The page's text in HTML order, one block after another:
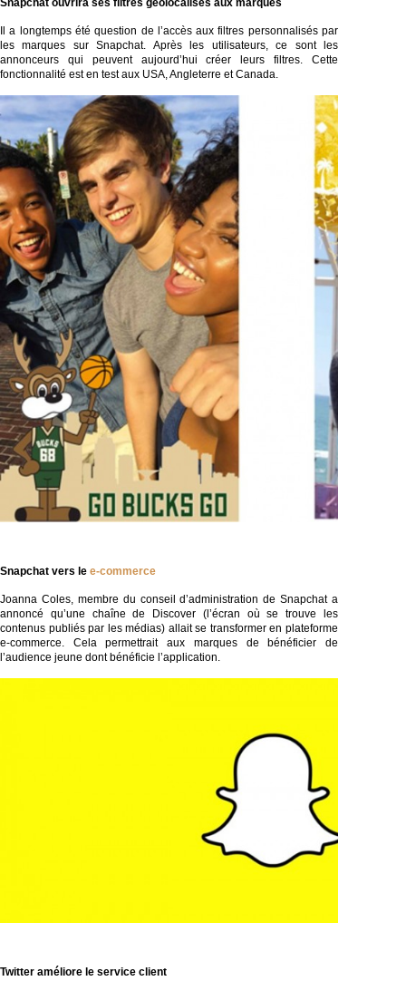
Snapchat ouvrira ses filtres géolocalisés aux marques
Il a longtemps été question de l’accès aux filtres personnalisés par
les marques sur Snapchat. Après les utilisateurs, ce sont les
annonceurs qui peuvent aujourd’hui créer leurs filtres. Cette
fonctionnalité est en test aux USA, Angleterre et Canada.
Snapchat vers le e-commerce
Joanna Coles, membre du conseil d’administration de Snapchat a
annoncé qu’une chaîne de Discover (l’écran où se trouve les
contenus publiés par les médias) allait se transformer en plateforme
e-commerce. Cela permettrait aux marques de bénéficier de
l’audience jeune dont bénéficie l’application.
Twitter améliore le service client